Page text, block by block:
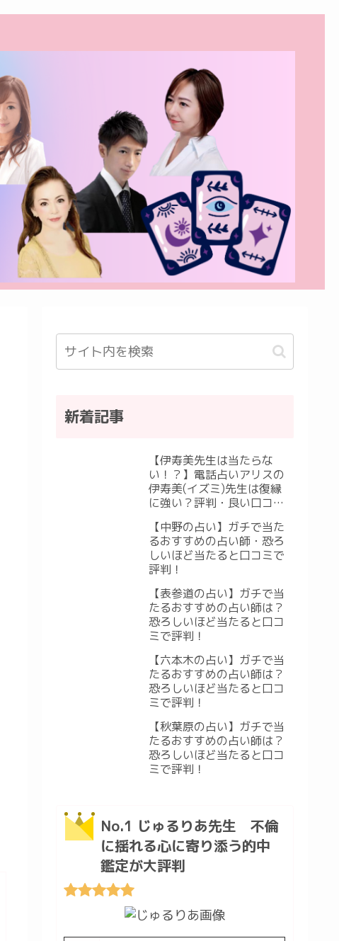
新着記事
【伊寿美先生は当たらな
い！？】電話占いアリスの
伊寿美(イズミ)先生は復縁
に強い？評判・良い口コ
【中野の占い】ガチで当た
るおすすめの占い師・恐ろ
しいほど当たると口コミで
評判！
【表参道の占い】ガチで当
たるおすすめの占い師は？
恐ろしいほど当たると口コ
ミで評判！
【六本木の占い】ガチで当
たるおすすめの占い師は？
恐ろしいほど当たると口コ
ミで評判！
【秋葉原の占い】ガチで当
たるおすすめの占い師は？
恐ろしいほど当たると口コ
ミで評判！
No.1 じゅるりあ先生 不倫
に揺れる心に寄り添う的中
鑑定が大評判